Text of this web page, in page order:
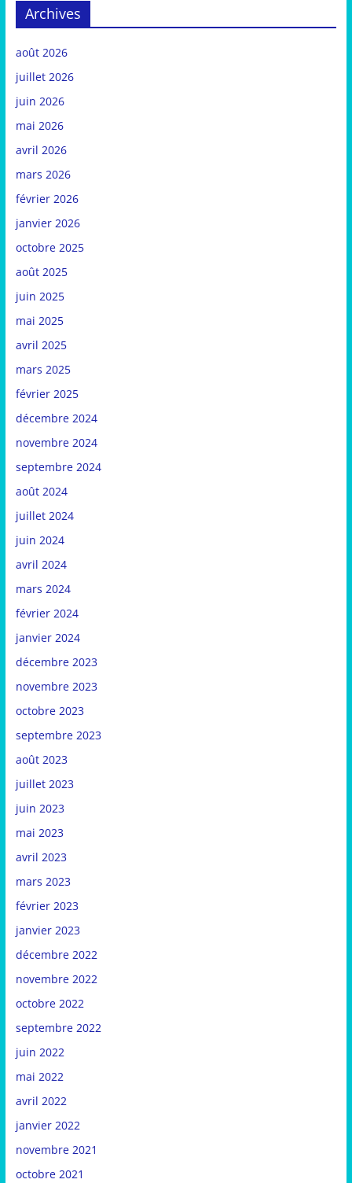
Archives
août 2026
juillet 2026
juin 2026
mai 2026
avril 2026
mars 2026
février 2026
janvier 2026
octobre 2025
août 2025
juin 2025
mai 2025
avril 2025
mars 2025
février 2025
décembre 2024
novembre 2024
septembre 2024
août 2024
juillet 2024
juin 2024
avril 2024
mars 2024
février 2024
janvier 2024
décembre 2023
novembre 2023
octobre 2023
septembre 2023
août 2023
juillet 2023
juin 2023
mai 2023
avril 2023
mars 2023
février 2023
janvier 2023
décembre 2022
novembre 2022
octobre 2022
septembre 2022
juin 2022
mai 2022
avril 2022
janvier 2022
novembre 2021
octobre 2021